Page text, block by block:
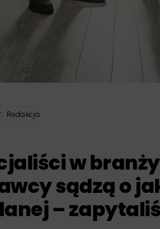
Redakcja
w
sądzą o
–